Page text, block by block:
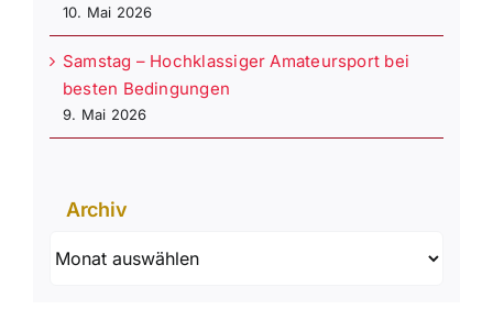
10. Mai 2026
Samstag – Hochklassiger Amateursport bei
besten Bedingungen
9. Mai 2026
Archiv